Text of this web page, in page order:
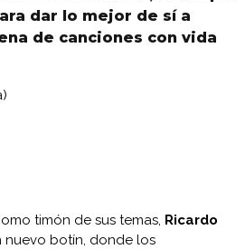
dar lo mejor de sí a
de canciones con vida
timón de sus temas, Ricardo
nuevo botín, donde los